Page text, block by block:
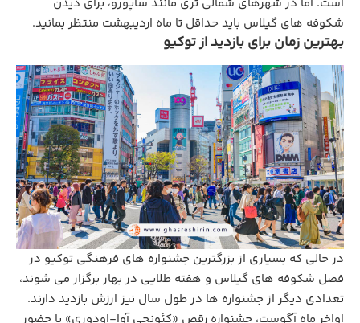
شکوفه‌ های گیلاس باید حداقل تا ماه اردیبهشت منتظر بمانید.
بهترین زمان برای بازدید از توکیو
در حالی که بسیاری از بزرگترین جشنواره‌ های فرهنگی توکیو در
فصل شکوفه ‌های گیلاس و هفته طلایی در بهار برگزار می‌ شوند،
تعدادی دیگر از جشنواره‌ ها در طول سال نیز ارزش بازدید دارند.